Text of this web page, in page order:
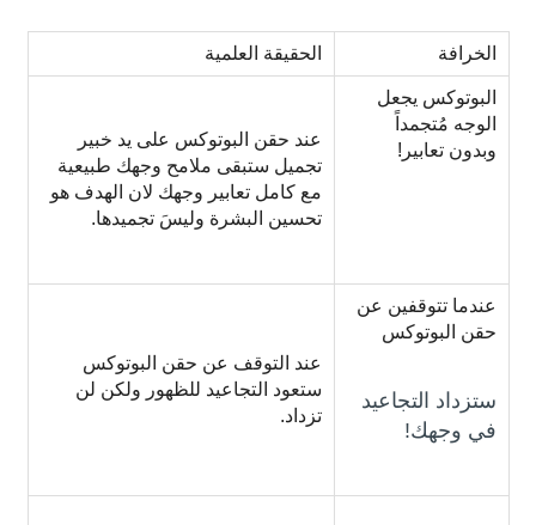
الخرافة الحقيقة العلمية
البوتوكس يجعل
الوجه مُتجمداً
وبدون تعابير!
عند حقن البوتوكس على يد خبير
تجميل ستبقى ملامح وجهك طبيعية
مع كامل تعابير وجهك لان الهدف هو
تحسين البشرة وليسَ تجميدها.
عندما تتوقفين عن
حقن البوتوكس
ستزداد التجاعيد
في وجهك!
عند التوقف عن حقن البوتوكس
ستعود التجاعيد للظهور ولكن لن
تزداد.